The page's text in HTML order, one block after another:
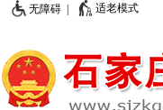
无障碍 | 适老模式